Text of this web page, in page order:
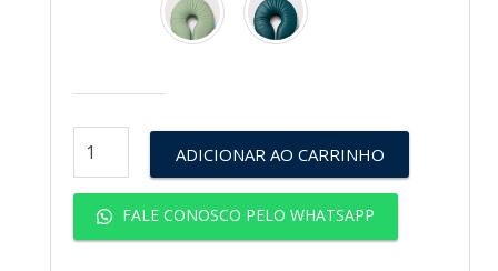
ADICIONAR AO CARRINHO
FALE CONOSCO PELO WHATSAPP